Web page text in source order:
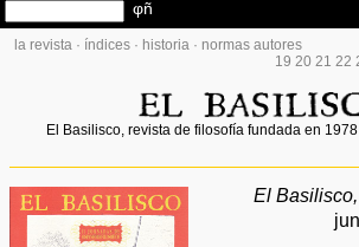
la revista · índices · historia · normas autores
19 20 21 22
El Basilisco, revista de filosofía fundada en
El Basilisco,